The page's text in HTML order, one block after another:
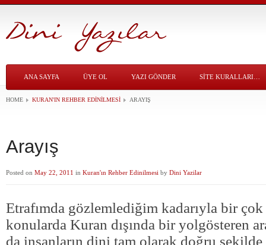
ANA SAYFA ÜYE OL YAZI GÖNDER SITE KURALLARI…
HOME KURAN'IN REHBER EDINILMESI ARAYIŞ
Arayış
Posted on May 22, 2011 in Kuran'ın Rehber Edinilmesi by Dini Yazilar
Etrafımda gözlemlediğim kadarıyla bir
konularda Kuran dışında bir yolgösteren
da insanların dini tam olarak doğru